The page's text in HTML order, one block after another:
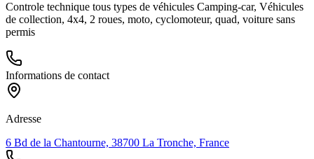
Controle technique tous types de véhicules Camping-car, Véhicules
de collection, 4x4, 2 roues, moto, cyclomoteur, quad, voiture sans
permis
Informations de contact
Adresse
6 Bd de la Chantourne, 38700 La Tronche, France